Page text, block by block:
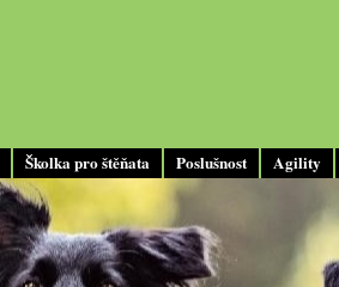
Školka pro štěňata Poslušnost Agility